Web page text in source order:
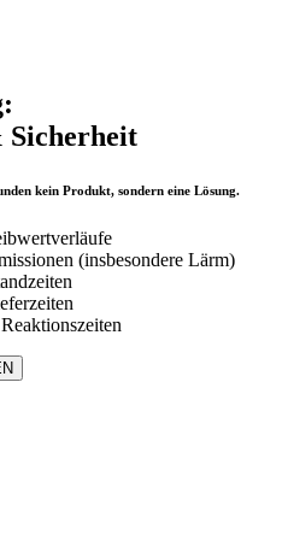
kein Produkt, sondern eine Lösung.
(insbesondere Lärm)